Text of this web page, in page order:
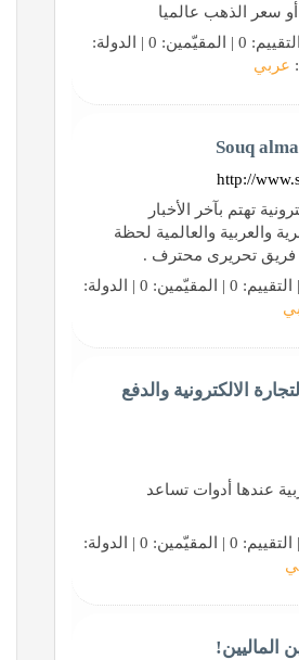
أو سعر الذهب عالميا
عربي
http://
تهتم بآخر الأخبار
والعربية والعالمية لحظة
فريق تحريرى محترف .
الالكترونية والدفع
عندها أدوات تساعد
الماليين!